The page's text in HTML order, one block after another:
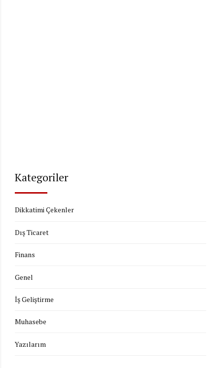
Kategoriler
Dikkatimi Çekenler
Dış Ticaret
Finans
Genel
İş Geliştirme
Muhasebe
Yazılarım